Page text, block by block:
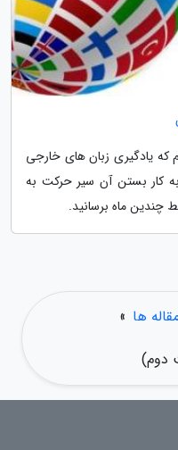
که یادگیری زبان های خارجی
کار بستن آن سیر حرکت به
چندین ماه برسانید.
ها »
دوم)